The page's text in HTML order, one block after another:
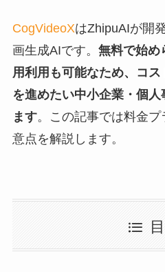
CogVideoXはZhipuAIが開
画生成AIです。 無料で始め
用利用も可能なため、コ
を進めたい中小企業・個
ます。この記事では料金
意点を解説します。